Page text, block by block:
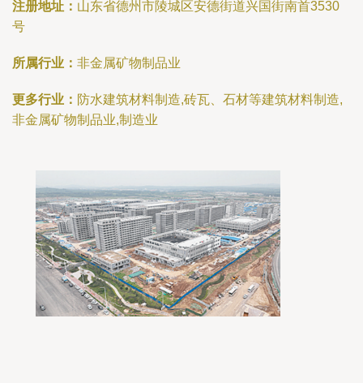
注册地址： 山东省德州市陵城区安德街道兴国街南首3530
号
所属行业： 非金属矿物制品业
更多行业： 防水建筑材料制造,砖瓦、石材等建筑材料制造,
非金属矿物制品业,制造业